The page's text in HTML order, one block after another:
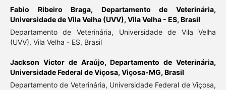
Fabio Ribeiro Braga, Departamento de Veterinária,
Universidade de Vila Velha (UVV), Vila Velha - ES, Brasil
Departamento de Veterinária, Universidade de Vila Velha
(UVV), Vila Velha - ES, Brasil
Jackson Victor de Araújo,Departamento de Veterinária,
Universidade Federal de Viçosa, Viçosa-MG, Brasil
Departamento de Veterinária, Universidade Federal de Viçosa,